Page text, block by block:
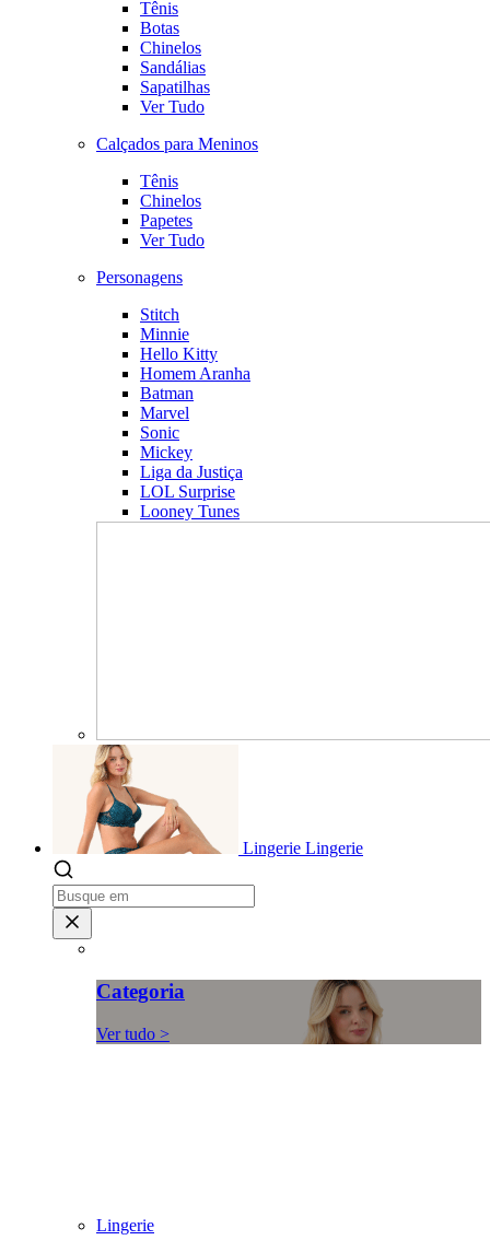
Tênis
Botas
Chinelos
Sandálias
Sapatilhas
Ver Tudo
Calçados para Meninos
Tênis
Chinelos
Papetes
Ver Tudo
Personagens
Stitch
Minnie
Hello Kitty
Homem Aranha
Batman
Marvel
Sonic
Mickey
Liga da Justiça
LOL Surprise
Looney Tunes
Lingerie Lingerie
Categoria
Ver tudo >
Lingerie